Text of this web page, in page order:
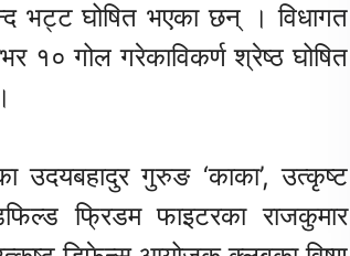
भट्ट घोषित भएका छन् । विधागत
१० गोल गरेकाविकर्ण श्रेष्ठ घोषित
।
उदयबहादुर गुरुङ‘काका’,उत्कृष्ट
फ्रिडम फाइटरका राजकुमार